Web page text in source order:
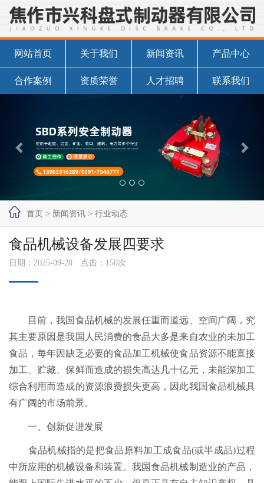
网站首页 关于我们 新闻资讯 产品中心
合作案例 资质荣誉 人才招聘 联系我们
 首页 > 新闻资讯 > 行业动态
食品机械设备发展四要求
日期：2025-09-28 点击：150次
目前，我国食品机械的发展任重而道远、空间广阔，究
其主要原因是我国人民消费的食品大多是来自农业的未加工
食品，每年因缺乏必要的食品加工机械使食品资源不能直接
加工、贮藏、保鲜而造成的损失高达几十亿元，未能深加工
综合利用而造成的资源浪费损失更高，因此我国食品机械具
有广阔的市场前景。
一、创新促进发展
食品机械指的是把食品原料加工成食品(或半成品)过程
中所应用的机械设备和装置。我国食品机械制造业的产品，